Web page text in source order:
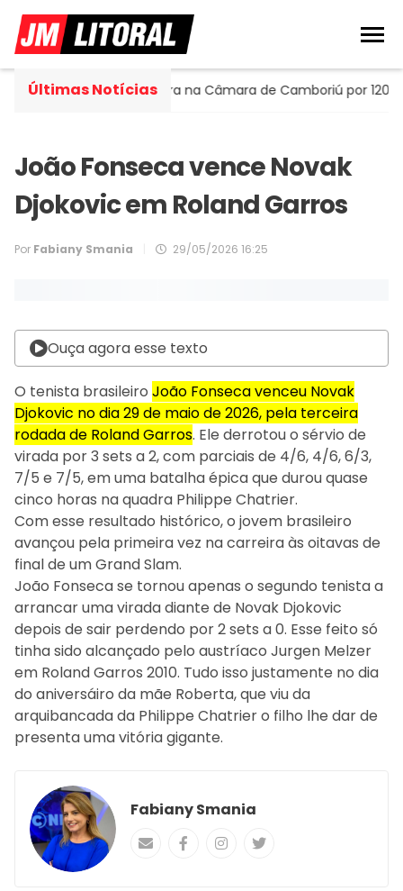
Últimas Notícias
assume cadeira na Câmara de Camboriú por 120 dias
João Fonseca vence Novak
Djokovic em Roland Garros
Por Fabiany Smania 29/05/2026 16:25
Ouça agora esse texto
O tenista brasileiro João Fonseca venceu Novak
Djokovic no dia 29 de maio de 2026, pela terceira
rodada de Roland Garros. Ele derrotou o sérvio de
virada por 3 sets a 2, com parciais de 4/6, 4/6, 6/3,
7/5 e 7/5, em uma batalha épica que durou quase
cinco horas na quadra Philippe Chatrier.
Com esse resultado histórico, o jovem brasileiro
avançou pela primeira vez na carreira às oitavas de
final de um Grand Slam.
João Fonseca se tornou apenas o segundo tenista a
arrancar uma virada diante de Novak Djokovic
depois de sair perdendo por 2 sets a 0. Esse feito só
tinha sido alcançado pelo austríaco Jurgen Melzer
em Roland Garros 2010. Tudo isso justamente no dia
do aniversáiro da mãe Roberta, que viu da
arquibancada da Philippe Chatrier o filho lhe dar de
presenta uma vitória gigante.
Fabiany Smania